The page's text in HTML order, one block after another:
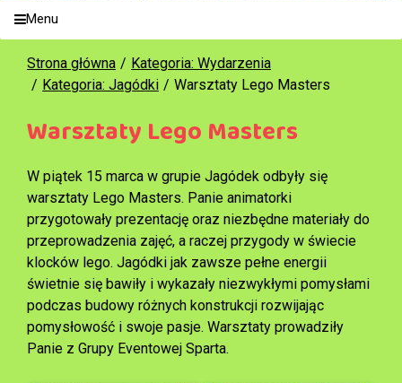
Menu
Strona główna
Kategoria: Wydarzenia
Kategoria: Jagódki
Warsztaty Lego Masters
Warsztaty Lego Masters
W piątek 15 marca w grupie Jagódek odbyły się
warsztaty Lego Masters. Panie animatorki
przygotowały prezentację oraz niezbędne materiały do
przeprowadzenia zajęć, a raczej przygody w świecie
klocków lego. Jagódki jak zawsze pełne energii
świetnie się bawiły i wykazały niezwykłymi pomysłami
podczas budowy różnych konstrukcji rozwijając
pomysłowość i swoje pasje. Warsztaty prowadziły
Panie z Grupy Eventowej Sparta.